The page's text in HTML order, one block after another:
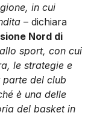
in cui
– dichiara
Nord di
sport, con cui
le strategie e
del club
è una delle
del basket in